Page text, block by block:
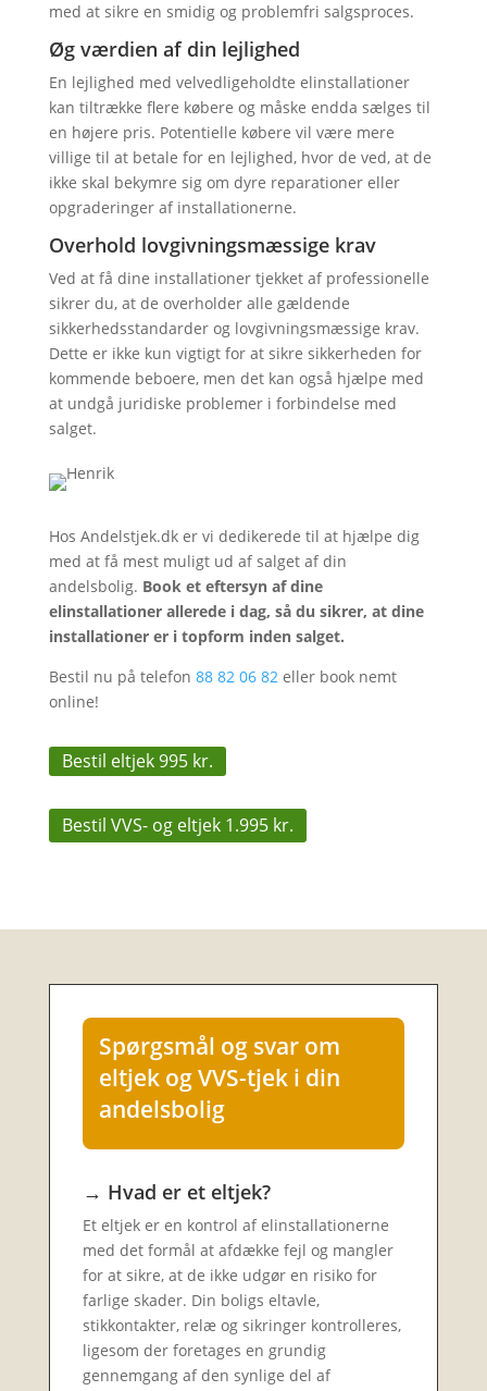
med at sikre en smidig og problemfri salgsproces.
Øg værdien af din lejlighed
En lejlighed med velvedligeholdte elinstallationer
kan tiltrække flere købere og måske endda sælges til
en højere pris. Potentielle købere vil være mere
villige til at betale for en lejlighed, hvor de ved, at de
ikke skal bekymre sig om dyre reparationer eller
opgraderinger af installationerne.
Overhold lovgivningsmæssige krav
Ved at få dine installationer tjekket af professionelle
sikrer du, at de overholder alle gældende
sikkerhedsstandarder og lovgivningsmæssige krav.
Dette er ikke kun vigtigt for at sikre sikkerheden for
kommende beboere, men det kan også hjælpe med
at undgå juridiske problemer i forbindelse med
salget.
Hos Andelstjek.dk er vi dedikerede til at hjælpe dig
med at få mest muligt ud af salget af din
andelsbolig. Book et eftersyn af dine
elinstallationer allerede i dag, så du sikrer, at dine
installationer er i topform inden salget.
Bestil nu på telefon 88 82 06 82eller book nemt
online!
Bestil eltjek 995 kr.
Bestil VVS- og eltjek 1.995 kr.
Spørgsmål og svar om
eltjek og VVS-tjek i din
andelsbolig
→ Hvad er et eltjek?
Et eltjek er en kontrol af elinstallationerne
med det formål at afdække fejl og mangler
for at sikre, at de ikke udgør en risiko for
farlige skader. Din boligs eltavle,
stikkontakter, relæ og sikringer kontrolleres,
ligesom der foretages en grundig
gennemgang af den synlige del af